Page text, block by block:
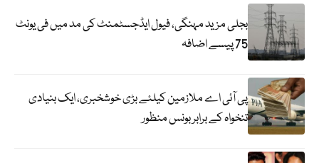
بجلی مزید مہنگی، فیول ایڈجسٹمنٹ کی مد میں فی یونٹ
75 پیسے اضافہ
پی آئی اے ملازمین کیلئے بڑی خوشخبری، ایک بنیادی
تنخواہ کے برابر بونس منظور